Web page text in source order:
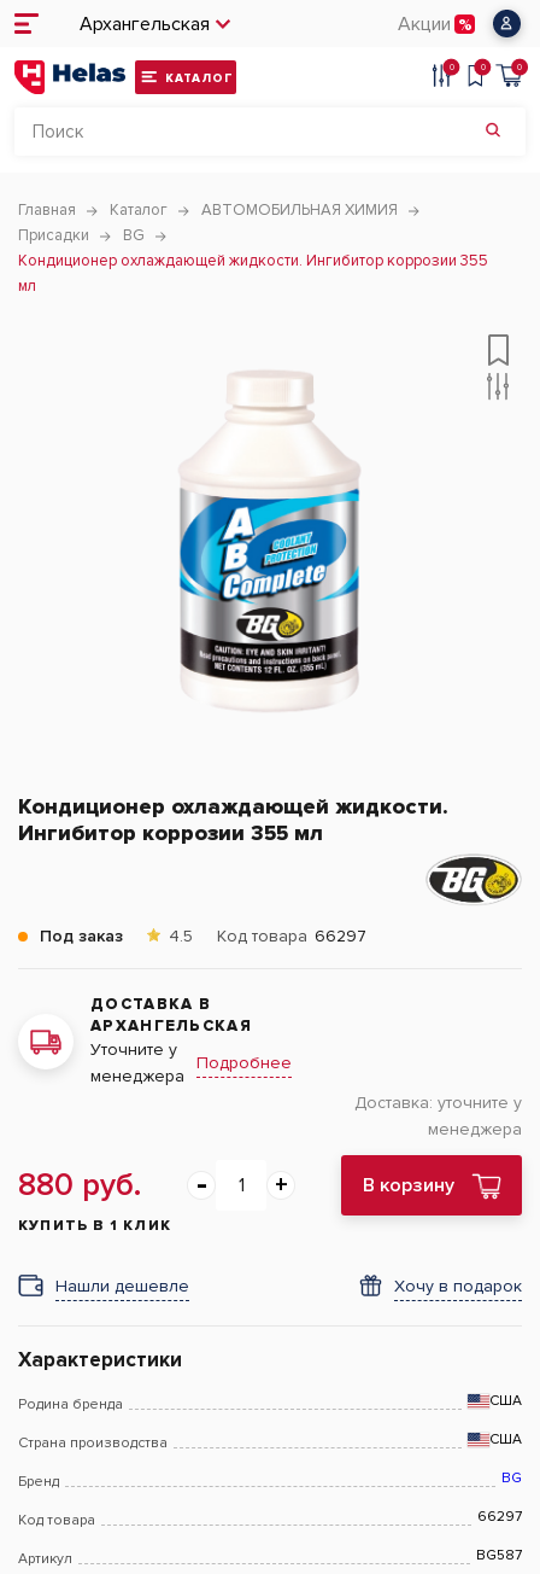
Архангельская Акции
КАТАЛОГ
0 0 0
Главная Каталог
АВТОМОБИЛЬНАЯ ХИМИЯ
Присадки
BG
Кондиционер охлаждающей жидкости. Ингибитор коррозии 355
мл
Кондиционер охлаждающей жидкости.
Ингибитор коррозии 355 мл
Под заказ 4.5 Код товара 66297
ДОСТАВКА В
АРХАНГЕЛЬСКАЯ
Уточните у
менеджера
Подробнее
Доставка: уточните у
менеджера
880 руб. В корзину
КУПИТЬ В 1 КЛИК
Нашли дешевле Хочу в подарок
Характеристики
Родина бренда США
Страна производства США
Бренд BG
Код товара 66297
Артикул BG587